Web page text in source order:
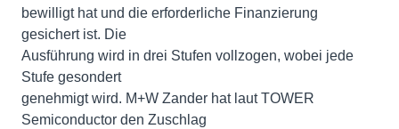
bewilligt hat und die erforderliche Finanzierung
gesichert ist. Die
Ausführung wird in drei Stufen vollzogen, wobei jede
Stufe gesondert
genehmigt wird. M+W Zander hat laut TOWER
Semiconductor den Zuschlag